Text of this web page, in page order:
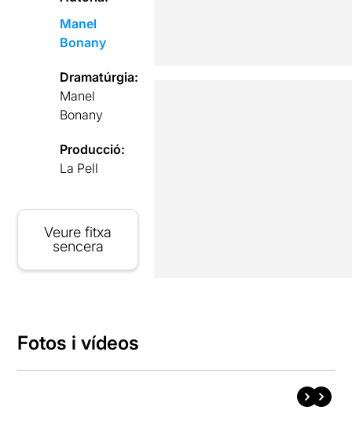
Manel
Bonany
Dramatúrgia:
Manel
Bonany
Producció:
La Pell
Veure fitxa
sencera
Fotos i vídeos